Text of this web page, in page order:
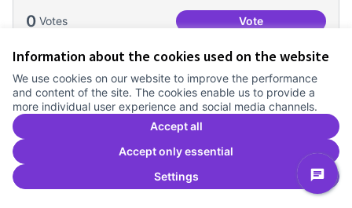
Information about the cookies used on the website
We use cookies on our website to improve the performance
and content of the site. The cookies enable us to provide a
more individual user experience and social media channels.
Accept all
Accept only essential
Settings
0 Votes VoteSocialització de la